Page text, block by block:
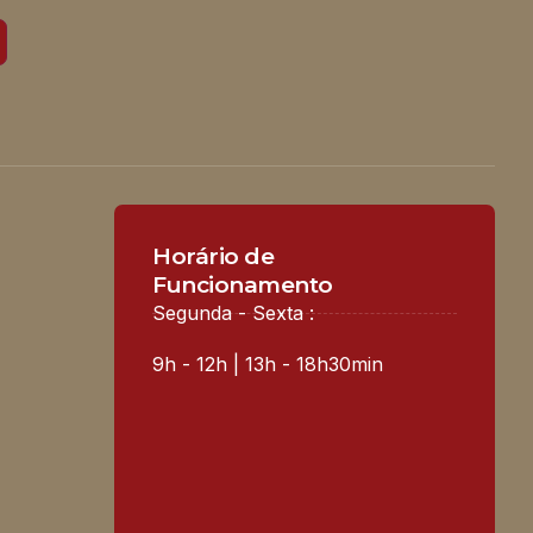
Horário de
Funcionamento
Segunda - Sexta :
9h - 12h | 13h - 18h30min